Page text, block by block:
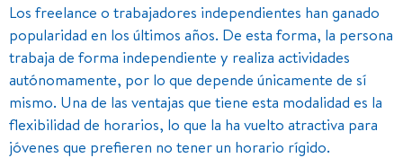
Los freelance o trabajadores independientes han ganado
popularidad en los últimos años. De esta forma, la persona
trabaja de forma independiente y realiza actividades
autónomamente, por lo que depende únicamente de sí
mismo. Una de las ventajas que tiene esta modalidad es la
flexibilidad de horarios, lo que la ha vuelto atractiva para
jóvenes que prefieren no tener un horario rígido.